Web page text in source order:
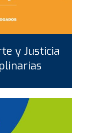
y Justicia